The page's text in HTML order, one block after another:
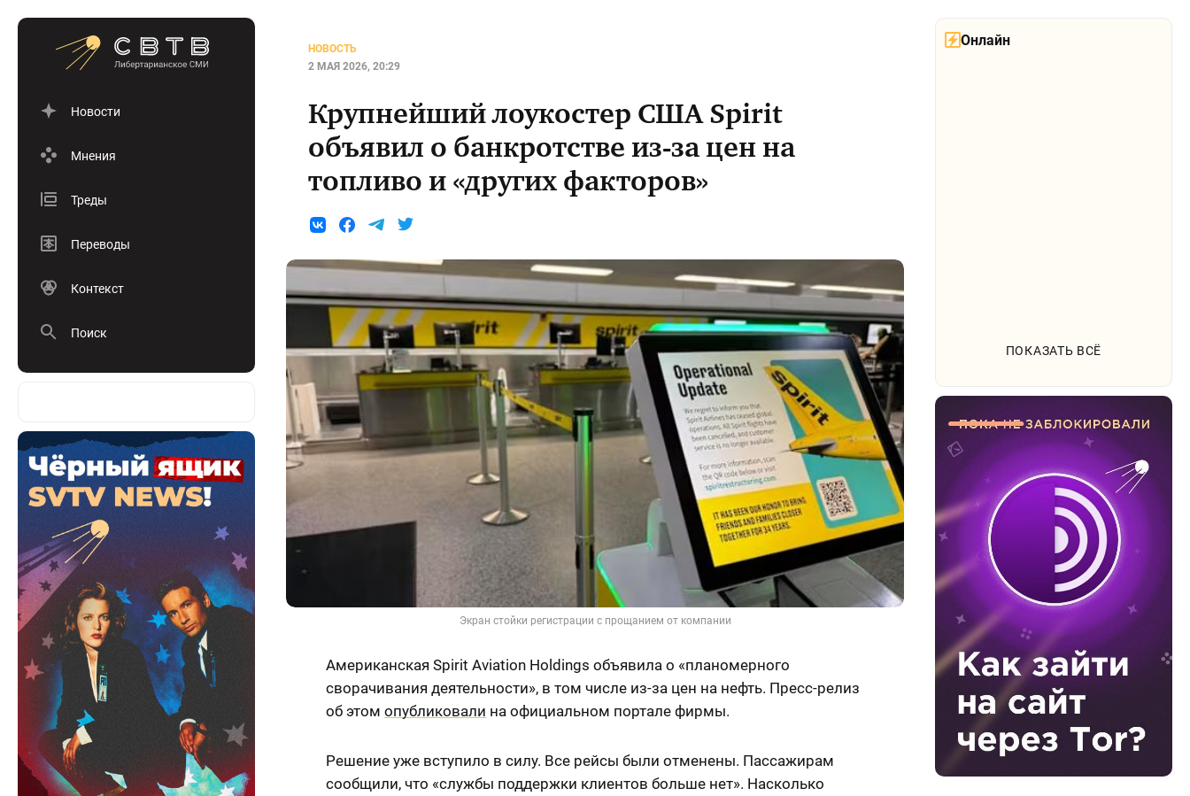
Новости
Мнения
Треды
Переводы
Контекст
Поиск
Онлайн
ПОКАЗАТЬ ВСЁ
НОВОСТЬ
2 МАЯ 2026, 20:29
Крупнейший лоукостер США Spirit
объявил о банкротстве из-за цен на
топливо и «других факторов»
Экран стойки регистрации с прощанием от компании
Американская Spirit Aviation Holdings объявила о «планомерного
сворачивания деятельности», в том числе из-за цен на нефть. Пресс-релиз
об этом опубликовали на официальном портале фирмы.
Решение уже вступило в силу. Все рейсы были отменены. Пассажирам
сообщили, что «службы поддержки клиентов больше нет». Насколько